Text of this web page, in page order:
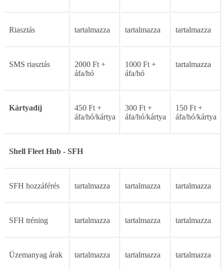
Riasztás tartalmazza tartalmazza tartalmazza
SMS riasztás 2000 Ft +
áfa/hó
1000 Ft +
áfa/hó
tartalmazza
Kártyadíj 450 Ft +
áfa/hó/kártya
300 Ft +
áfa/hó/kártya
150 Ft +
áfa/hó/kártya
Shell Fleet Hub - SFH
SFH hozzáférés tartalmazza tartalmazza tartalmazza
SFH tréning tartalmazza tartalmazza tartalmazza
Üzemanyag árak tartalmazza tartalmazza tartalmazza